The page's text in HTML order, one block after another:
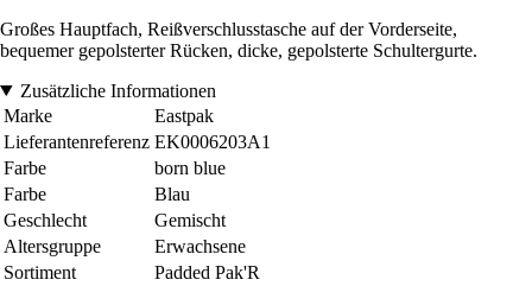
Großes Hauptfach, Reißverschlusstasche auf der Vorderseite,
bequemer gepolsterter Rücken, dicke, gepolsterte Schultergurte.
Zusätzliche Informationen
Marke
Eastpak
Lieferantenreferenz EK0006203A1
Farbe
born blue
Farbe
Blau
Geschlecht
Gemischt
Altersgruppe
Erwachsene
Sortiment
Padded Pak'R